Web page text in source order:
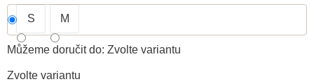
Zvolte variantu
S M
Můžeme doručit do: Zvolte variantu